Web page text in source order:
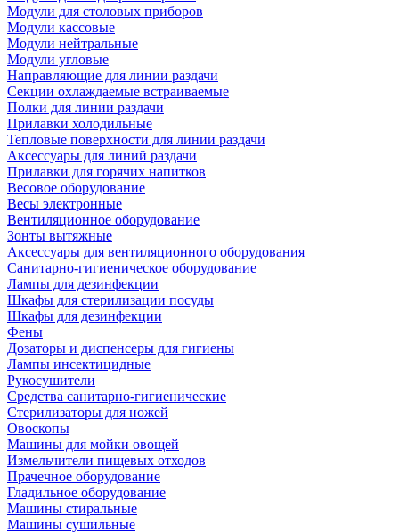
Модули для столовых приборов
Модули кассовые
Модули нейтральные
Модули угловые
Направляющие для линии раздачи
Секции охлаждаемые встраиваемые
Полки для линии раздачи
Прилавки холодильные
Тепловые поверхности для линии раздачи
Аксессуары для линий раздачи
Прилавки для горячих напитков
Весовое оборудование
Весы электронные
Вентиляционное оборудование
Зонты вытяжные
Аксессуары для вентиляционного оборудования
Санитарно-гигиеническое оборудование
Лампы для дезинфекции
Шкафы для стерилизации посуды
Шкафы для дезинфекции
Фены
Дозаторы и диспенсеры для гигиены
Лампы инсектицидные
Рукосушители
Средства санитарно-гигиенические
Стерилизаторы для ножей
Овоскопы
Машины для мойки овощей
Измельчители пищевых отходов
Прачечное оборудование
Гладильное оборудование
Машины стиральные
Машины сушильные